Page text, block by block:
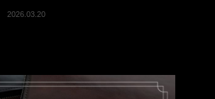
2026.03.20